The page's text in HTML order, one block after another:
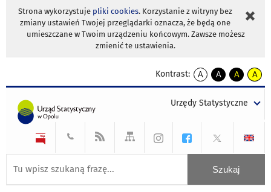
Strona wykorzystuje pliki cookies. Korzystanie z witryny bez
zmiany ustawień Twojej przeglądarki oznacza, że będą one
umieszczane w Twoim urządzeniu końcowym. Zawsze możesz
zmienić te ustawienia.
Kontrast:
A
kontrast
A
kontrast
tekst
czarnym
A
kontrast
tekst
czarnym
A
tekst
żółtym
Urzędy Statystyczne